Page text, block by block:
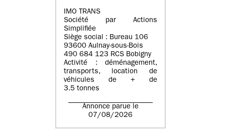
IMO TRANS
Société par Actions
Simplifiée
Siège social : Bureau 106
93600 Aulnay-sous-Bois
490 684 123 RCS Bobigny
Activité : déménagement,
transports, location de
véhicules de + de
3.5 tonnes
Annonce parue le
07/08/2026